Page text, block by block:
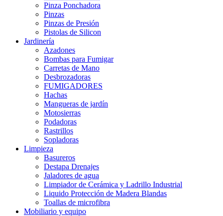
Pinza Ponchadora
Pinzas
Pinzas de Presión
Pistolas de Silicon
Jardinería
Azadones
Bombas para Fumigar
Carretas de Mano
Desbrozadoras
FUMIGADORES
Hachas
Mangueras de jardín
Motosierras
Podadoras
Rastrillos
Sopladoras
Limpieza
Basureros
Destapa Drenajes
Jaladores de agua
Limpiador de Cerámica y Ladrillo Industrial
Liquido Protección de Madera Blandas
Toallas de microfibra
Mobiliario y equipo